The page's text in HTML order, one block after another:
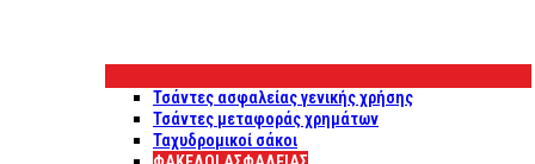
Τσάντες ασφαλείας γενικής χρήσης
Τσάντες μεταφοράς χρημάτων
Ταχυδρομικοί σάκοι